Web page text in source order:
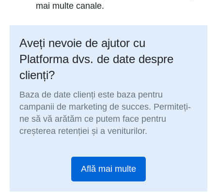
mai multe canale.
Aveți nevoie de ajutor cu
Platforma dvs. de date despre
clienți?
Baza de date clienți este baza pentru
campanii de marketing de succes. Permiteți-
ne să vă arătăm ce putem face pentru
creșterea retenției și a veniturilor.
Află mai multe